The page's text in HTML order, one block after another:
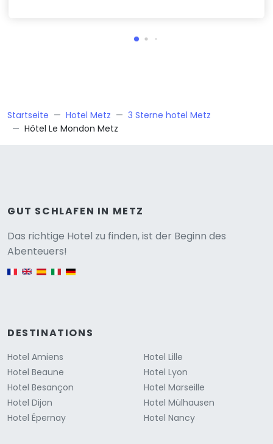
Startseite Hotel Metz
3 Sterne hotel Metz
Hôtel Le Mondon Metz
GUT SCHLAFEN IN METZ
Das richtige Hotel zu finden, ist der Beginn des
Abenteuers!
English version
DESTINATIONS
Hotel Amiens
Hotel Beaune
Hotel Besançon
Hotel Dijon
Hotel Épernay
Hotel Lille
Hotel Lyon
Hotel Marseille
Hotel Mülhausen
Hotel Nancy